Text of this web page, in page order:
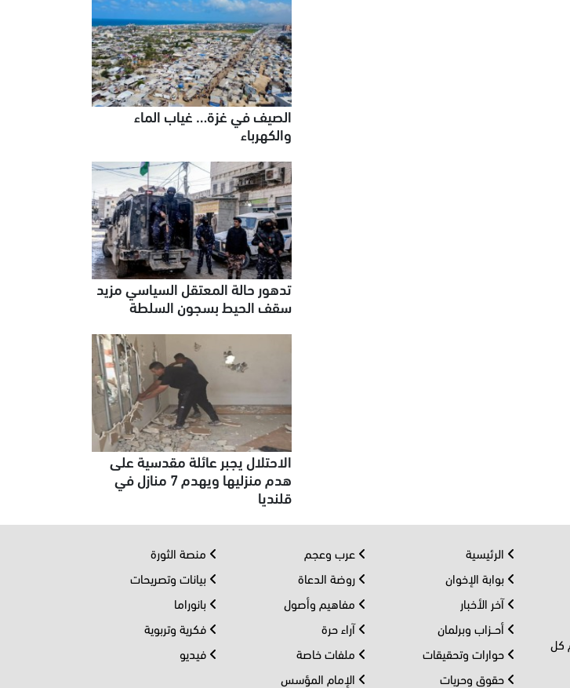
الصيف في غزة… غياب الماء
والكهرباء
تدهور حالة المعتقل السياسي مزيد
سقف الحيط بسجون السلطة
الاحتلال يجبر عائلة مقدسية على
هدم منزليها ويهدم 7 منازل في
قلنديا
كل
الرئيسية
بوابة الإخوان
آخر الأخبار
أحــزاب وبرلمان
حوارات وتحقيقات
حقوق وحريات
عرب وعجم
روضة الدعاة
مفاهيم وأصول
آراء حرة
ملفات خاصة
الإمام المؤسس
منصة الثورة
بيانات وتصريحات
بانوراما
فكرية وتربوية
فيديو